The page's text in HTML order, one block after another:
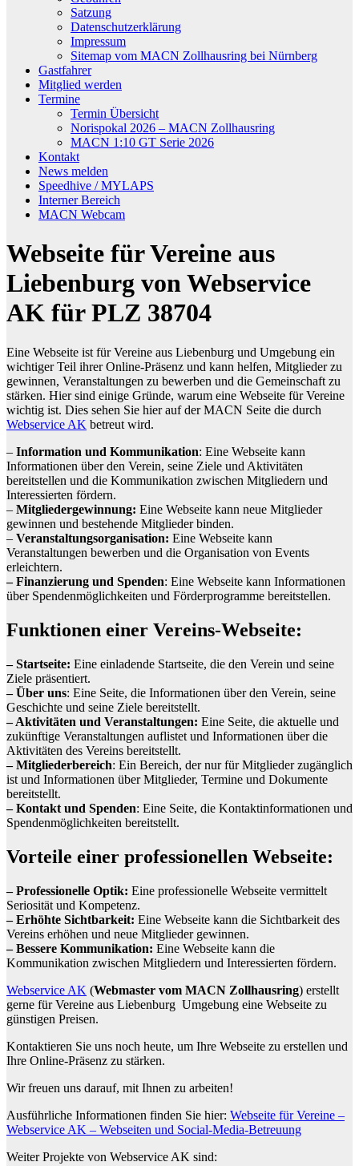
Satzung
Datenschutzerklärung
Impressum
Sitemap vom MACN Zollhausring bei Nürnberg
Gastfahrer
Mitglied werden
Termine
Termin Übersicht
Norispokal 2026 – MACN Zollhausring
MACN 1:10 GT Serie 2026
Kontakt
News melden
Speedhive / MYLAPS
Interner Bereich
MACN Webcam
Webseite für Vereine aus
Liebenburg von Webservice
AK für PLZ 38704
Eine Webseite ist für Vereine aus Liebenburg und Umgebung ein
wichtiger Teil ihrer Online-Präsenz und kann helfen, Mitglieder zu
gewinnen, Veranstaltungen zu bewerben und die Gemeinschaft zu
stärken. Hier sind einige Gründe, warum eine Webseite für Vereine
wichtig ist. Dies sehen Sie hier auf der MACN Seite die durch
Webservice AK betreut wird.
– Information und Kommunikation: Eine Webseite kann
Informationen über den Verein, seine Ziele und Aktivitäten
bereitstellen und die Kommunikation zwischen Mitgliedern und
Interessierten fördern.
– Mitgliedergewinnung: Eine Webseite kann neue Mitglieder
gewinnen und bestehende Mitglieder binden.
– Veranstaltungsorganisation: Eine Webseite kann
Veranstaltungen bewerben und die Organisation von Events
erleichtern.
– Finanzierung und Spenden: Eine Webseite kann Informationen
über Spendenmöglichkeiten und Förderprogramme bereitstellen.
Funktionen einer Vereins-Webseite:
– Startseite: Eine einladende Startseite, die den Verein und seine
Ziele präsentiert.
– Über uns: Eine Seite, die Informationen über den Verein, seine
Geschichte und seine Ziele bereitstellt.
– Aktivitäten und Veranstaltungen: Eine Seite, die aktuelle und
zukünftige Veranstaltungen auflistet und Informationen über die
Aktivitäten des Vereins bereitstellt.
– Mitgliederbereich: Ein Bereich, der nur für Mitglieder zugänglich
ist und Informationen über Mitglieder, Termine und Dokumente
bereitstellt.
– Kontakt und Spenden: Eine Seite, die Kontaktinformationen und
Spendenmöglichkeiten bereitstellt.
Vorteile einer professionellen Webseite:
– Professionelle Optik: Eine professionelle Webseite vermittelt
Seriosität und Kompetenz.
– Erhöhte Sichtbarkeit: Eine Webseite kann die Sichtbarkeit des
Vereins erhöhen und neue Mitglieder gewinnen.
– Bessere Kommunikation: Eine Webseite kann die
Kommunikation zwischen Mitgliedern und Interessierten fördern.
Webservice AK (Webmaster vom MACN Zollhausring) erstellt
gerne für Vereine aus Liebenburg Umgebung eine Webseite zu
günstigen Preisen.
Kontaktieren Sie uns noch heute, um Ihre Webseite zu erstellen und
Ihre Online-Präsenz zu stärken.
Wir freuen uns darauf, mit Ihnen zu arbeiten!
Ausführliche Informationen finden Sie hier: Webseite für Vereine –
Webservice AK – Webseiten und Social-Media-Betreuung
Weiter Projekte von Webservice AK sind: